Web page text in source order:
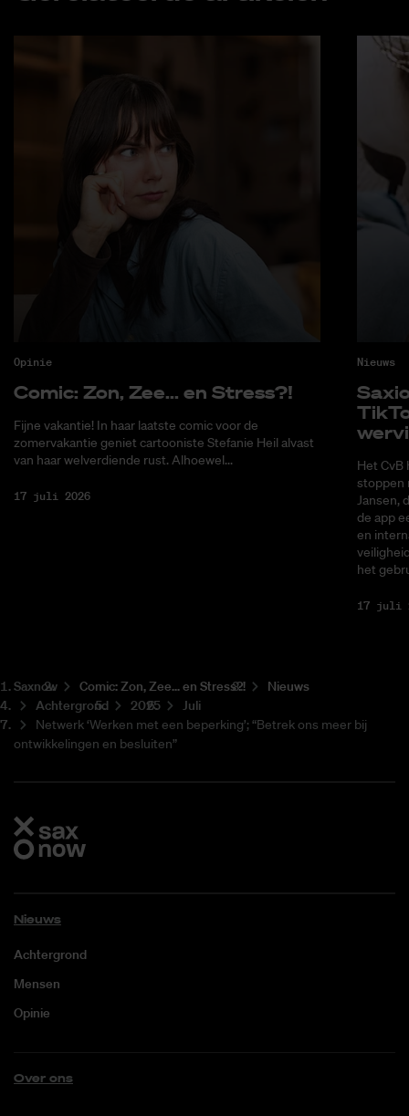
Opinie
Co­mic: Zon, Zee... en Stress?!
Fijne vakantie! In haar laatste comic voor de
zomervakantie geniet cartooniste Stefanie Heil alvast
van haar welverdiende rust. Alhoewel...
17 juli 2026
Nieuws
Het CvB
stoppen
Jansen,
de app
en
het
17 juli
Saxnow Co­mic: Zon, Zee... en Stress?!
Nieuws
Achtergrond
2025
Juli
Netwerk ‘Werken met een beperking’; “Betrek ons meer bij
ontwikkelingen en besluiten”
Nieuws
Achtergrond
Mensen
Opinie
Over ons